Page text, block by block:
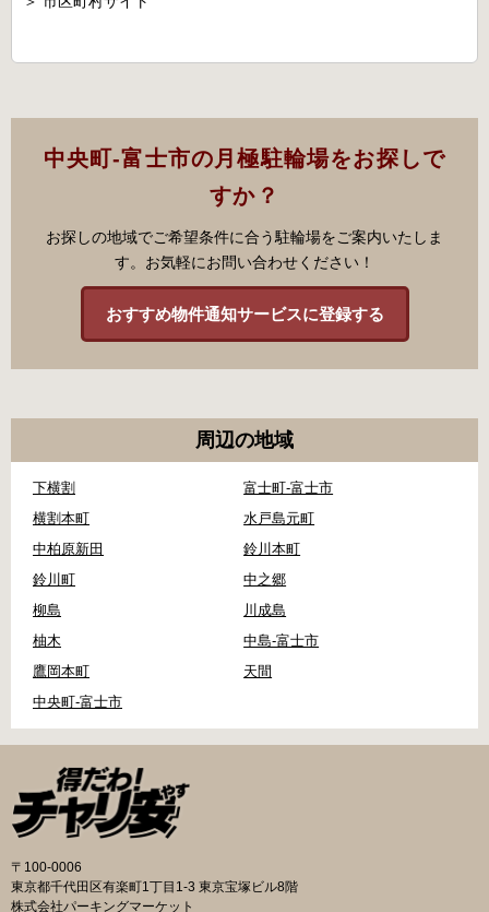
中央町-富士市の月極駐輪場をお探しで
すか？
お探しの地域でご希望条件に合う駐輪場をご案内いたしま
す。お気軽にお問い合わせください！
おすすめ物件通知サービスに登録する
周辺の地域
下横割
富士町-富士市
横割本町
水戸島元町
中柏原新田
鈴川本町
鈴川町
中之郷
柳島
川成島
柚木
中島-富士市
鷹岡本町
天間
中央町-富士市
〒100-0006
東京都千代田区有楽町1丁目1-3 東京宝塚ビル8階
株式会社パーキングマーケット